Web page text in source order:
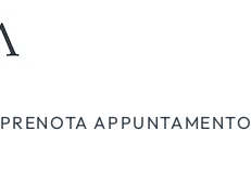
PRENOTA APPUNTAMENTO